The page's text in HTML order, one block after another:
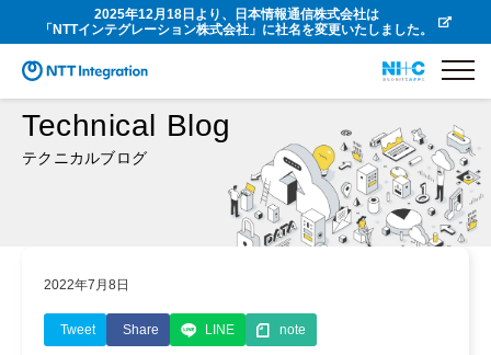
2025年12月18日より、日本情報通信株式会社は
「NTTインテグレーション株式会社」に社名を変更いたしました。
Technical Blog
テクニカルブログ
2022年7月8日
Tweet Share LINE note